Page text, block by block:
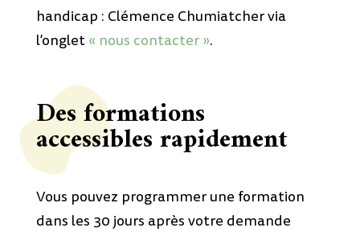
handicap : Clémence Chumiatcher via
l’onglet « nous contacter ».
Des formations
accessibles rapidement
Vous pouvez programmer une formation
dans les 30 jours après votre demande